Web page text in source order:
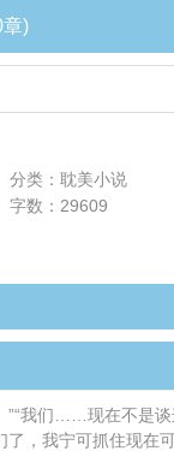
)
分类：耽美小说
字数：29609
们……现在不是谈
，我宁可抓住现在